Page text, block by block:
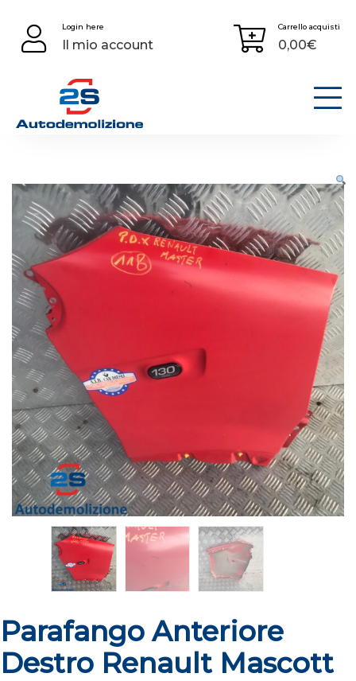
content
Login here
Il mio account
Carrello acquisti
0,00€
Parafango Anteriore
Destro Renault Mascott